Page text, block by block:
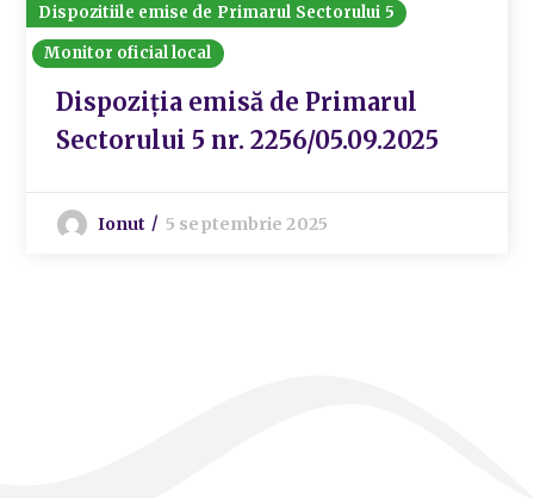
Dispozitiile emise de Primarul Sectorului 5
Monitor oficial local
Dispoziția emisă de Primarul
Sectorului 5 nr. 2256/05.09.2025
Ionut 5 septembrie 2025